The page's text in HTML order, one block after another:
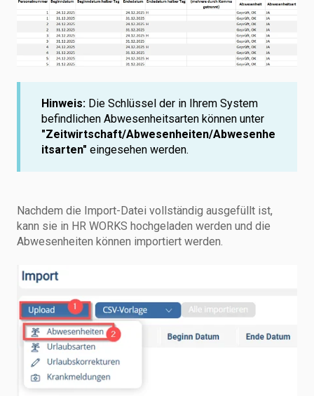
Hinweis: Die Schlüssel der in Ihrem System
befindlichen Abwesenheitsarten können unter
"Zeitwirtschaft/Abwesenheiten/Abwesenhe
itsarten" eingesehen werden.
Nachdem die Import-Datei vollständig ausgefüllt ist,
kann sie in HR WORKS hochgeladen werden und die
Abwesenheiten können importiert werden.